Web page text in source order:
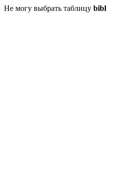
Не могу выбрать таблицу bibl